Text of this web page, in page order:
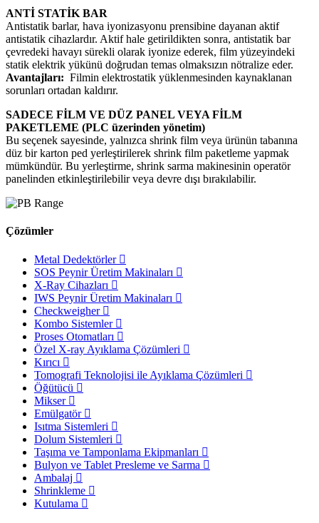
ANTİ STATİK BAR
Antistatik barlar, hava iyonizasyonu prensibine dayanan aktif
antistatik cihazlardır. Aktif hale getirildikten sonra, antistatik bar
çevredeki havayı sürekli olarak iyonize ederek, film yüzeyindeki
statik elektrik yükünü doğrudan temas olmaksızın nötralize eder.
Avantajları: Filmin elektrostatik yüklenmesinden kaynaklanan
sorunları ortadan kaldırır.
SADECE FİLM VE DÜZ PANEL VEYA FİLM
PAKETLEME (PLC üzerinden yönetim)
Bu seçenek sayesinde, yalnızca shrink film veya ürünün tabanına
düz bir karton ped yerleştirilerek shrink film paketleme yapmak
mümkündür. Bu yerleştirme, shrink sarma makinesinin operatör
panelinden etkinleştirilebilir veya devre dışı bırakılabilir.
Çözümler
Metal Dedektörler
SOS Peynir Üretim Makinaları
X-Ray Cihazları
IWS Peynir Üretim Makinaları
Checkweigher
Kombo Sistemler
Proses Otomatları
Özel X-ray Ayıklama Çözümleri
Kırıcı
Tomografi Teknolojisi ile Ayıklama Çözümleri
Öğütücü
Mikser
Emülgatör
Isıtma Sistemleri
Dolum Sistemleri
Taşıma ve Tamponlama Ekipmanları
Bulyon ve Tablet Presleme ve Sarma
Ambalaj
Shrinkleme
Kutulama